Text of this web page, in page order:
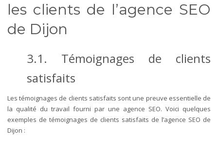
les clients de l’agence SEO
de Dijon
3.1. Témoignages de clients
satisfaits
Les témoignages de clients satisfaits sont une preuve essentielle de
la qualité du travail fourni par une agence SEO. Voici quelques
exemples de témoignages de clients satisfaits de l’agence SEO de
Dijon :